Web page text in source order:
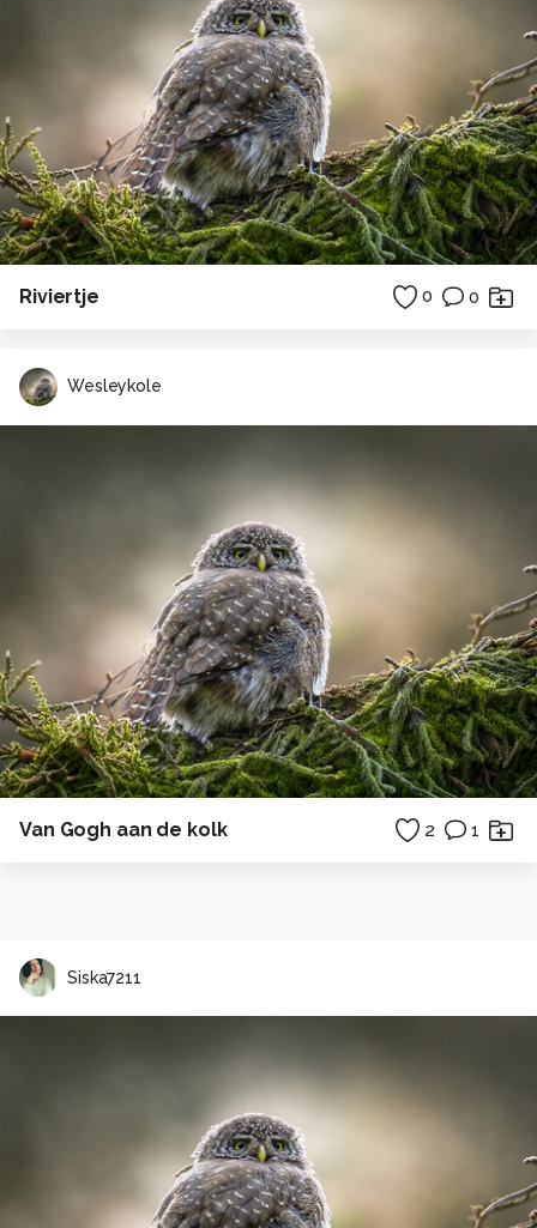
Riviertje 0 0
Wesleykole
Van Gogh aan de kolk 2 1
Siska7211